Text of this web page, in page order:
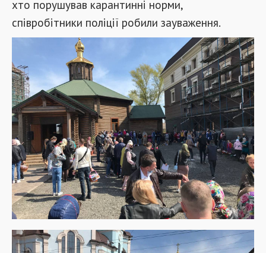
хто порушував карантинні норми,
співробітники поліції робили зауваження.